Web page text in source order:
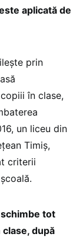
aplicată de
prin
în clase,
un liceu din
Timiș,
criterii
schimbe tot
după